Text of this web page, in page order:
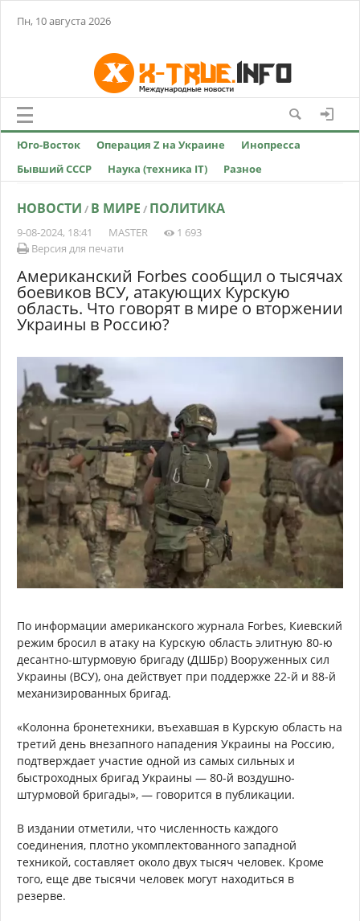
Пн, 10 августа 2026
Юго-Восток Операция Z на Украине
Инопресса
Бывший СССР
Наука (техника IT) Разное
НОВОСТИ / В МИРЕ / ПОЛИТИКА
9-08-2024, 18:41 MASTER
1 693
Версия для печати
Американский Forbes сообщил о тысячах
боевиков ВСУ, атакующих Курскую
область. Что говорят в мире о вторжении
Украины в Россию?
По информации американского журнала Forbes, Киевский
режим бросил в атаку на Курскую область элитную 80-ю
десантно-штурмовую бригаду (ДШБр) Вооруженных сил
Украины (ВСУ), она действует при поддержке 22-й и 88-й
механизированных бригад.
«Колонна бронетехники, въехавшая в Курскую область на
третий день внезапного нападения Украины на Россию,
подтверждает участие одной из самых сильных и
быстроходных бригад Украины — 80-й воздушно-
штурмовой бригады», — говорится в публикации.
В издании отметили, что численность каждого
соединения, плотно укомплектованного западной
техникой, составляет около двух тысяч человек. Кроме
того, еще две тысячи человек могут находиться в
резерве.